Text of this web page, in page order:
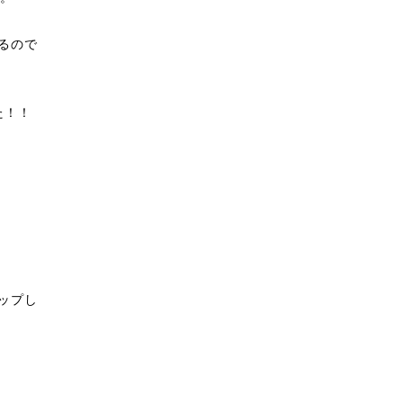
ので
！
プし